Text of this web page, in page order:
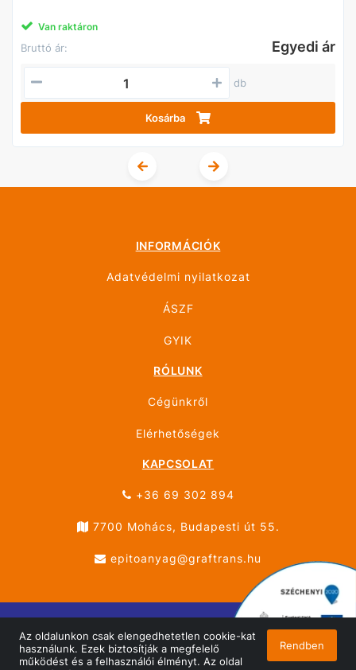
Az oldalunkon csak elengedhetetlen cookie-kat
használunk. Ezek biztosítják a megfelelő
működést és a felhasználói élményt. Az oldal
Rendben
Van raktáron
Bruttó ár: Egyedi ár
db
Kosárba
INFORMÁCIÓK
Adatvédelmi nyilatkozat
ÁSZF
GYIK
RÓLUNK
Cégünkről
Elérhetőségek
KAPCSOLAT
+36 69 302 894
7700 Mohács, Budapesti út 55.
epitoanyag@graftrans.hu
© ÚJHÁZ GRÁF TRANS MOHÁCS 2026 Minden jog
fenntartva!